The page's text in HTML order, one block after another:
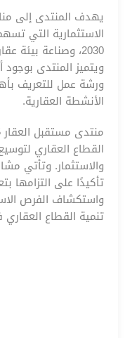
يهدف المنتدى إلى
الاستثمارية التي
2030، وصناعة
ورشة عمل للتعريف
الأنشطة العقارية.
القطاع العقاري
والاستثمار. وتأتي
تأكيدًا على
واستكشاف الفرص
تنمية القطاع